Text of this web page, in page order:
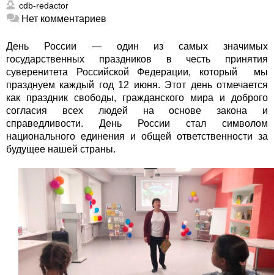
cdb-redactor
Нет комментариев
День России — один из самых значимых
государственных праздников в честь принятия
суверенитета Российской Федерации, который мы
празднуем каждый год 12 июня. Этот день отмечается
как праздник свободы, гражданского мира и доброго
согласия всех людей на основе закона и
справедливости. День России стал символом
национального единения и общей ответственности за
будущее нашей страны.